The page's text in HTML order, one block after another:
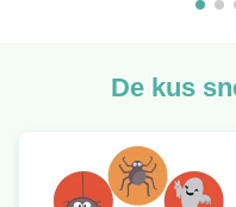
De kus